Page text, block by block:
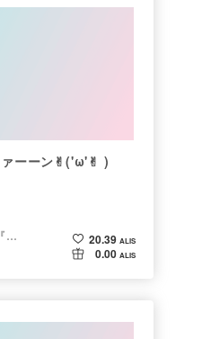
ァーーン✌︎('ω'✌︎ )
あんあん＠ピンクデビル『変態』
20.39 ALIS
0.00 ALIS